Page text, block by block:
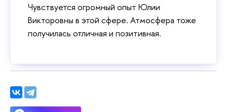
Чувствуется огромный опыт Юлии
Викторовны в этой сфере. Атмосфера тоже
получилась отличная и позитивная.